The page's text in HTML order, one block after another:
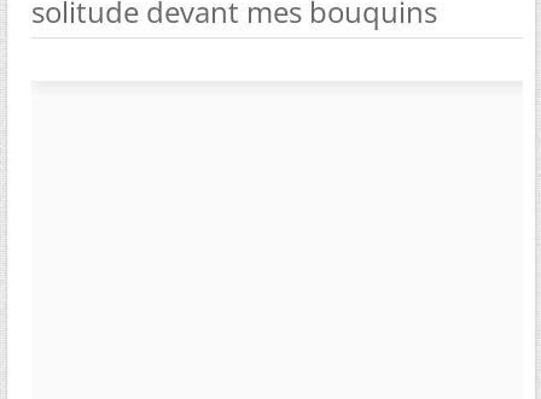
solitude devant mes bouquins